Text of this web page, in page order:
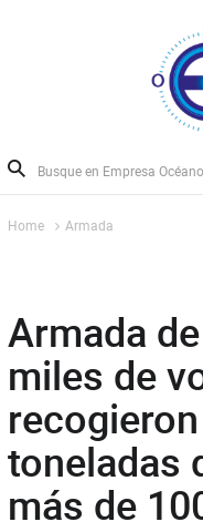
Home Armada
Armada
miles de
toneladas
más de